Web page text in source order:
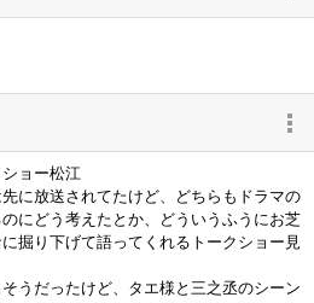
ショー松江
に放送されてたけど、どちらもドラマの
にどう考えたとか、どういうふうにお芝
掘り下げて語ってくれるトークショー見
うだったけど、タエ様と三之丞のシーン